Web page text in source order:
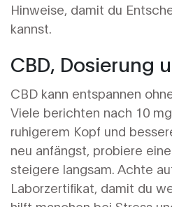
Hinweise, damit du
kannst.
CBD, Dosierung
CBD kann entspannen
Viele berichten nach 10
ruhigerem Kopf und
neu anfängst, probiere
steigere langsam. Achte
Laborzertifikat, damit du